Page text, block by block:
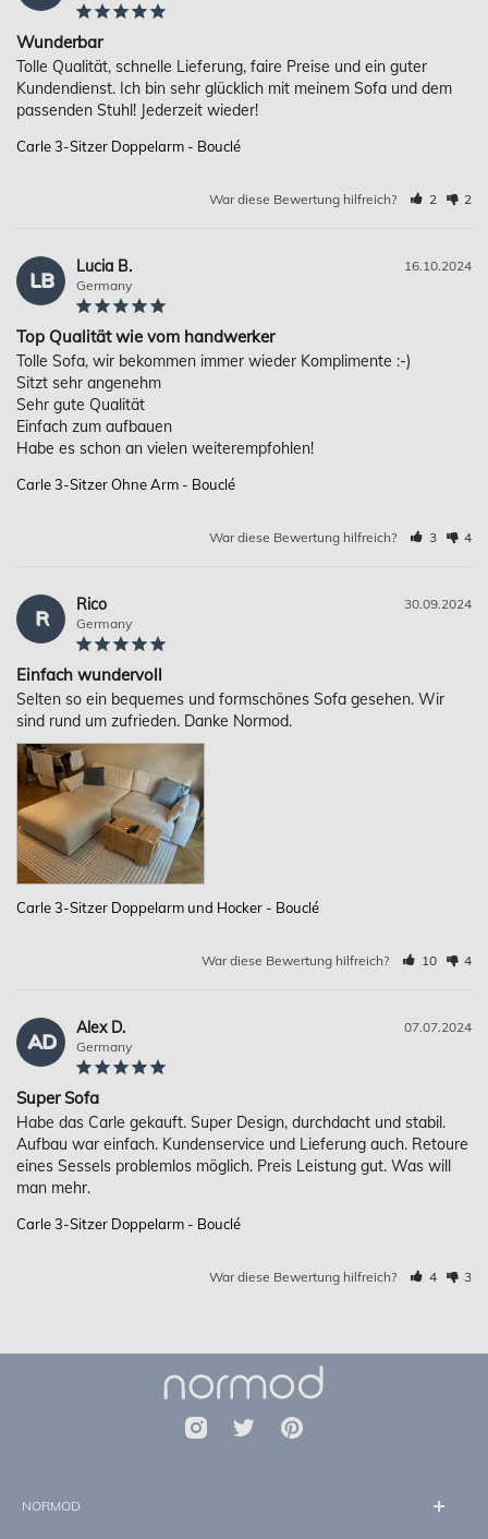
Wunderbar
Tolle Qualität, schnelle Lieferung, faire Preise und ein guter
Kundendienst. Ich bin sehr glücklich mit meinem Sofa und dem
Carle 3-Sitzer Doppelarm - Bouclé
War diese Bewertung hilfreich? 2 2
LB
16.10.2024
Lucia B.
Germany
Top Qualität wie vom handwerker
Tolle Sofa, wir bekommen immer wieder Komplimente :-)
Sitzt sehr angenehm
Sehr gute Qualität
Einfach zum aufbauen
Habe es schon an vielen weiterempfohlen!
Carle 3-Sitzer Ohne Arm - Bouclé
War diese Bewertung hilfreich? 3 4
R
30.09.2024
Rico
Germany
Einfach wundervoll
Selten so ein bequemes und formschönes Sofa gesehen. Wir
sind rund um zufrieden. Danke Normod.
Carle 3-Sitzer Doppelarm und Hocker - Bouclé
War diese Bewertung hilfreich? 10 4
AD
07.07.2024
Alex D.
Germany
Super Sofa
Habe das Carle gekauft. Super Design, durchdacht und stabil.
Aufbau war einfach. Kundenservice und Lieferung auch. Retoure
eines Sessels problemlos möglich. Preis Leistung gut. Was will
Carle 3-Sitzer Doppelarm - Bouclé
War diese Bewertung hilfreich? 4 3
NORMOD